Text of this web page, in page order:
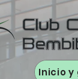
Inicio